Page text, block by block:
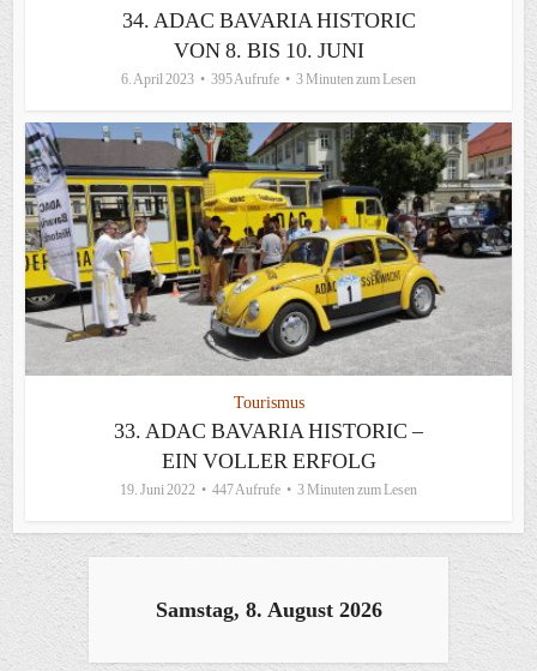
34. ADAC BAVARIA HISTORIC
VON 8. BIS 10. JUNI
6. April 2023 395 Aufrufe 3 Minuten zum Lesen
Tourismus
33. ADAC BAVARIA HISTORIC –
EIN VOLLER ERFOLG
19. Juni 2022 447 Aufrufe 3 Minuten zum Lesen
Samstag, 8. August 2026